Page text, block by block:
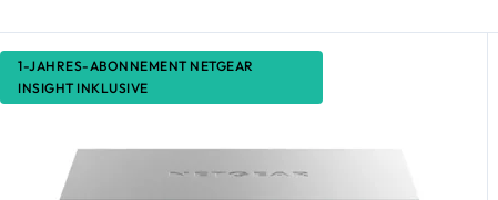
1-JAHRES-ABONNEMENT NETGEAR
INSIGHT INKLUSIVE